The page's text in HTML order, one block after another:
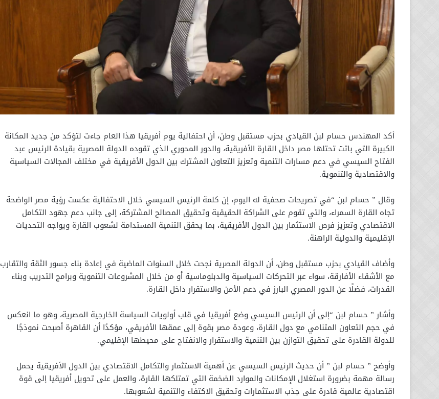
أكد المهندس حسام لبن القيادي بحزب مستقبل وطن، أن احتفالية يوم أفريقيا هذا العام جاءت لتؤكد من جديد المكانة
الكبيرة التي باتت تحتلها مصر داخل القارة الأفريقية، والدور المحوري الذي تقوده الدولة المصرية بقيادة الرئيس عبد
الفتاح السيسي في دعم مسارات التنمية وتعزيز التعاون المشترك بين الدول الأفريقية في مختلف المجالات السياسية
والاقتصادية والتنموية.
وقال ” حسام لبن “في تصريحات صحفية له اليوم، إن كلمة الرئيس السيسي خلال الاحتفالية عكست رؤية مصر الواضحة
تجاه القارة السمراء، والتي تقوم على الشراكة الحقيقية وتحقيق المصالح المشتركة، إلى جانب دعم جهود التكامل
الاقتصادي وتعزيز فرص الاستثمار بين الدول الأفريقية، بما يحقق التنمية المستدامة لشعوب القارة ويواجه التحديات
الإقليمية والدولية الراهنة.
وأضاف القيادي بحزب مستقبل وطن، أن الدولة المصرية نجحت خلال السنوات الماضية في إعادة بناء جسور الثقة والتقارب
مع الأشقاء الأفارقة، سواء عبر التحركات السياسية والدبلوماسية أو من خلال المشروعات التنموية وبرامج التدريب وبناء
القدرات، فضلًا عن الدور المصري البارز في دعم الأمن والاستقرار داخل القارة.
وأشار ” حسام لبن “إلى أن الرئيس السيسي وضع أفريقيا في قلب أولويات السياسة الخارجية المصرية، وهو ما انعكس
في حجم التعاون المتنامي مع دول القارة، وعودة مصر بقوة إلى عمقها الأفريقي، مؤكدًا أن القاهرة أصبحت نموذجًا
للدولة القادرة على تحقيق التوازن بين التنمية والاستقرار والانفتاح على محيطها الإقليمي.
وأوضح ” حسام لبن ” أن حديث الرئيس السيسي عن أهمية الاستثمار والتكامل الاقتصادي بين الدول الأفريقية يحمل
رسالة مهمة بضرورة استغلال الإمكانات والموارد الضخمة التي تمتلكها القارة، والعمل على تحويل أفريقيا إلى قوة
اقتصادية عالمية قادرة على جذب الاستثمارات وتحقيق الاكتفاء والتنمية لشعوبها.